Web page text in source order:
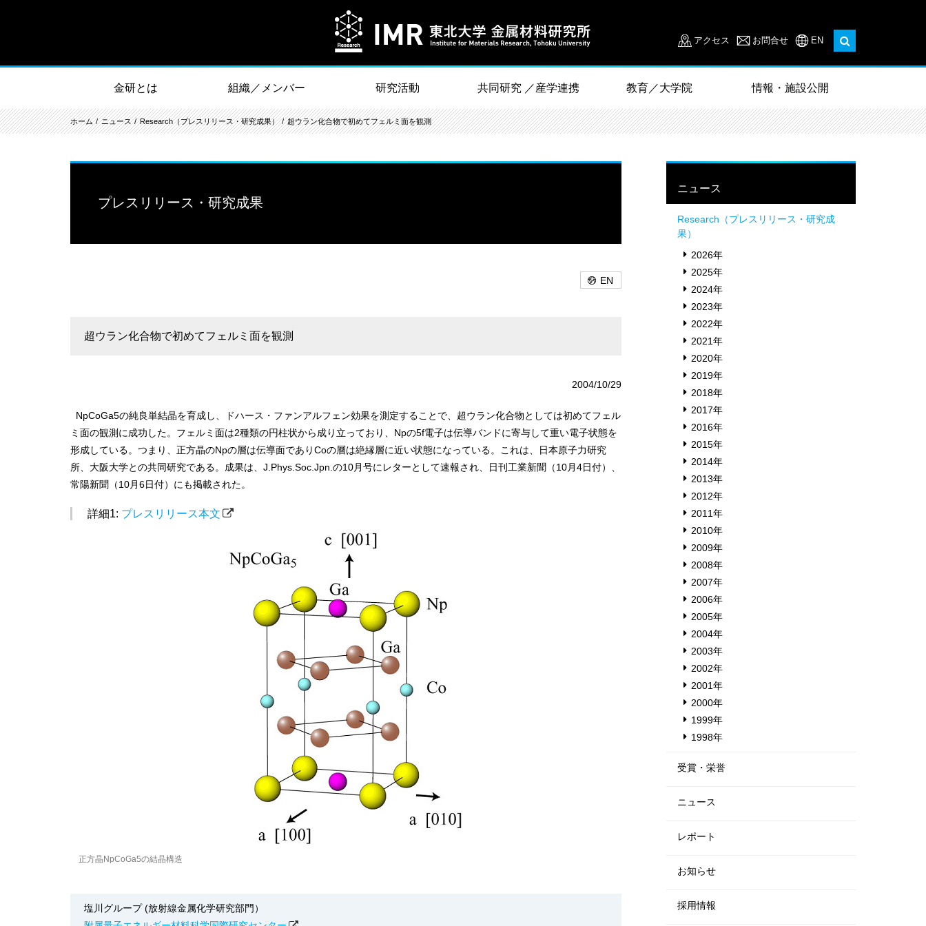
アクセス お問合せ EN
金研とは 組織／メンバー 研究活動 共同研究 ／産学連携 教育／大学院 情報・施設公開
ホーム ニュース Research（プレスリリース・研究成果） 超ウラン化合物で初めてフェルミ面を観測
プレスリリース・研究成果
EN
超ウラン化合物で初めてフェルミ面を観測
2004/10/29
NpCoGa5の純良単結晶を育成し、ドハース・ファンアルフェン効果を測定することで、超ウラン化合物としては初めてフェル
ミ面の観測に成功した。フェルミ面は2種類の円柱状から成り立っており、Npの5f電子は伝導バンドに寄与して重い電子状態を
形成している。つまり、正方晶のNpの層は伝導面でありCoの層は絶縁層に近い状態になっている。これは、日本原子力研究
所、大阪大学との共同研究である。成果は、J.Phys.Soc.Jpn.の10月号にレターとして速報され、日刊工業新聞（10月4日付）、
常陽新聞（10月6日付）にも掲載された。
詳細1: プレスリリース本文
正方晶NpCoGa5の結晶構造
塩川グループ (放射線金属化学研究部門）
ニュース
Research（プレスリリース・研究成
果）
2026年
2025年
2024年
2023年
2022年
2021年
2020年
2019年
2018年
2017年
2016年
2015年
2014年
2013年
2012年
2011年
2010年
2009年
2008年
2007年
2006年
2005年
2004年
2003年
2002年
2001年
2000年
1999年
1998年
受賞・栄誉
ニュース
レポート
お知らせ
採用情報